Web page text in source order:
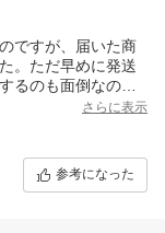
ですが、届いた商
。ただ早めに発送
るのも面倒なので
さらに表示
参考になった